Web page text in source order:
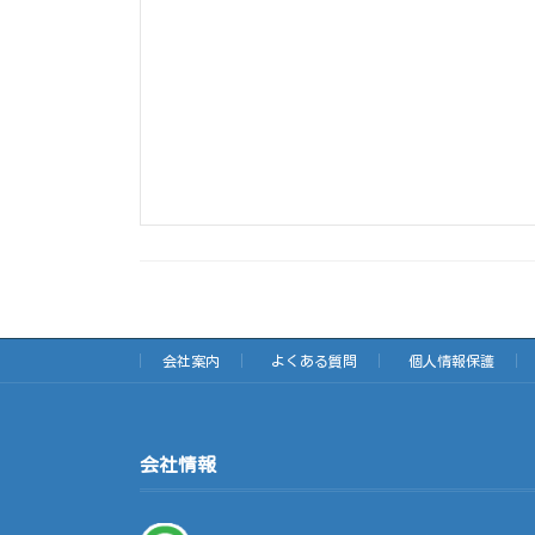
会社案内 よくある質問 個人情報保護
会社情報